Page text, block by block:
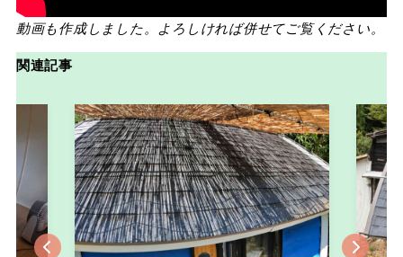
動画も作成しました。よろしければ併せてご覧ください。
関連記事
Previous